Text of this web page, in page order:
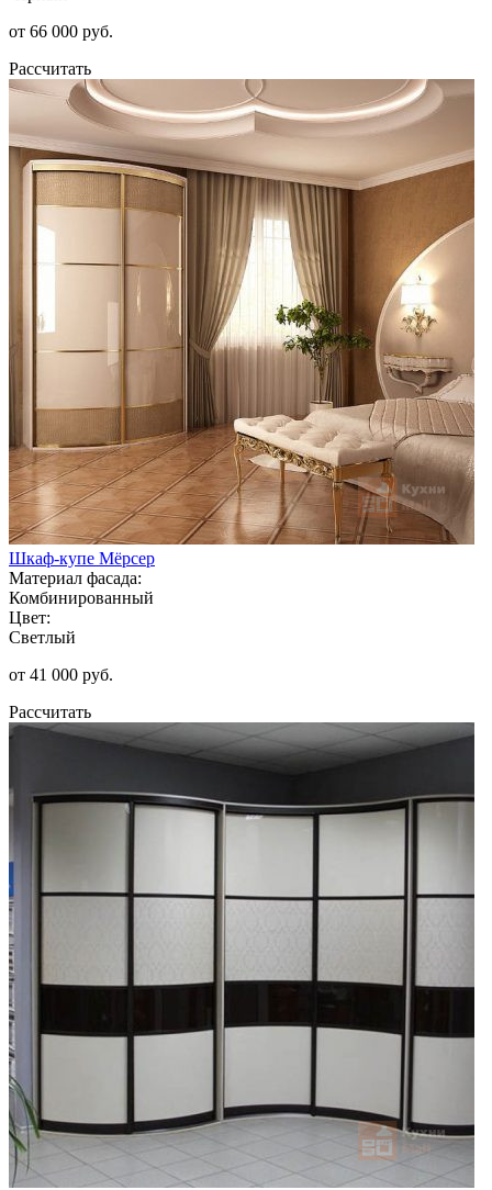
от 66 000 руб.
Рассчитать
Шкаф-купе Мёрсер
Материал фасада:
Комбинированный
Цвет:
Светлый
от 41 000 руб.
Рассчитать